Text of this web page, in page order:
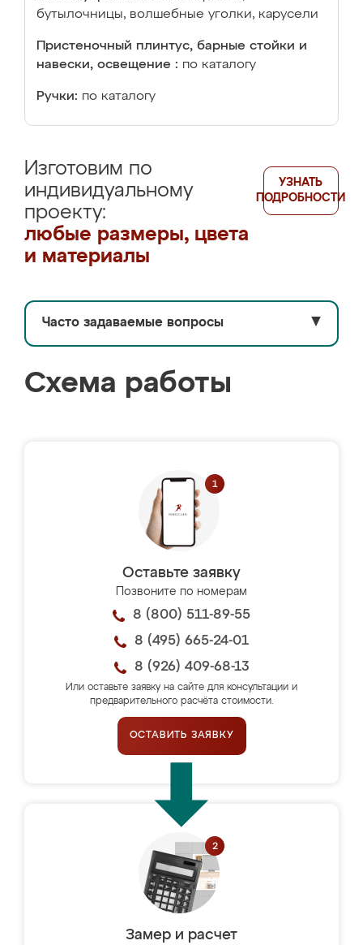
бутылочницы, волшебные уголки, карусели
Пристеночный плинтус, барные стойки и
навески, освещение : по каталогу
Ручки: по каталогу
Изготовим по
индивидуальному
проекту:
любые размеры, цвета
и материалы
УЗНАТЬ
ПОДРОБНОСТИ
Часто задаваемые вопросы ▼
Схема работы
Оставьте заявку
Позвоните по номерам
8 (800) 511-89-55
8 (495) 665-24-01
8 (926) 409-68-13
Или оставьте заявку на сайте для консультации и
предварительного расчёта стоимости.
ОСТАВИТЬ ЗАЯВКУ
Замер и расчет